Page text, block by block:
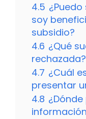
4.5
soy
subsidio?
4.6 ¿Qué
rechazada?
4.7 ¿Cuál
presentar
4.8